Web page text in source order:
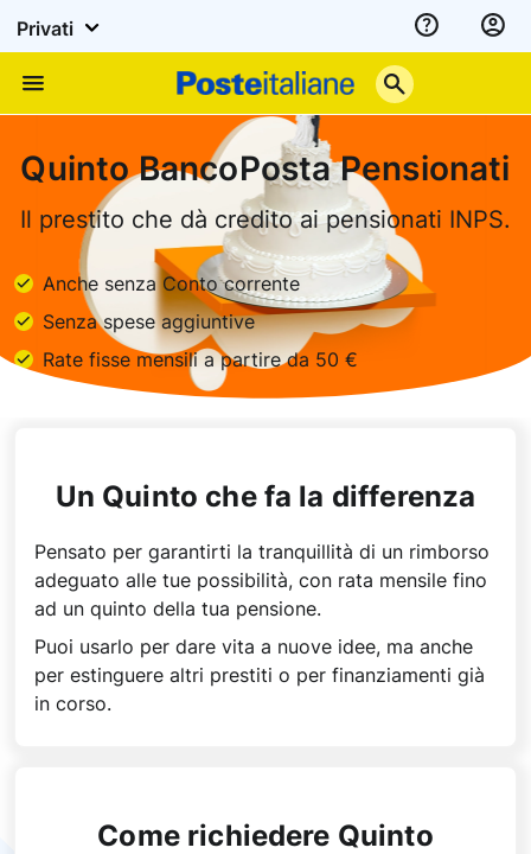
Privati
Assistenza
Italiane
Quinto BancoPosta Pensionati
Il prestito che dà credito ai pensionati INPS.
Anche senza Conto corrente
Senza spese aggiuntive
Rate fisse mensili a partire da 50 €
Un Quinto che fa la differenza
Pensato per garantirti la tranquillità di un rimborso
adeguato alle tue possibilità, con rata mensile fino
ad un quinto della tua pensione.
Puoi usarlo per dare vita a nuove idee, ma anche
per estinguere altri prestiti o per finanziamenti già
in corso.
Come richiedere Quinto